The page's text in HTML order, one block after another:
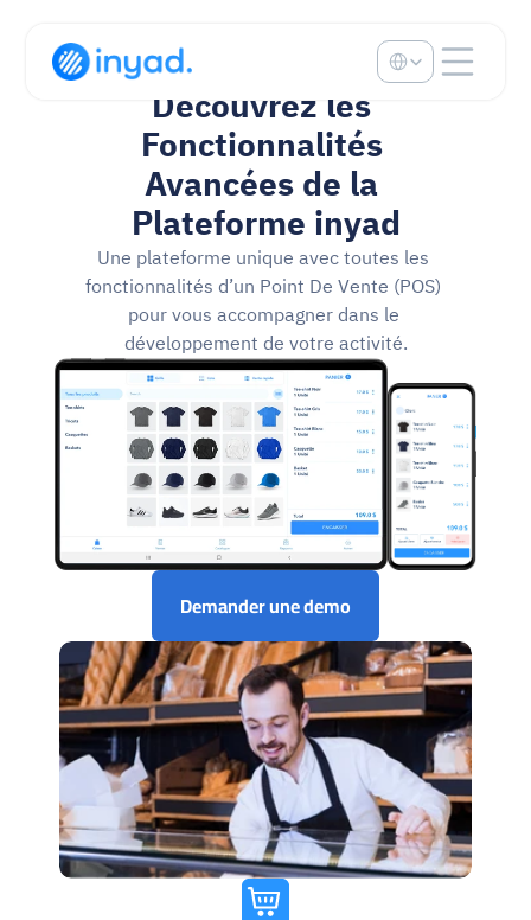
Découvrez les
Fonctionnalités
Avancées de la
Plateforme inyad
Une plateforme unique avec toutes les
fonctionnalités d’un Point De Vente (POS)
pour vous accompagner dans le
développement de votre activité.
Demander une demo
Select Language